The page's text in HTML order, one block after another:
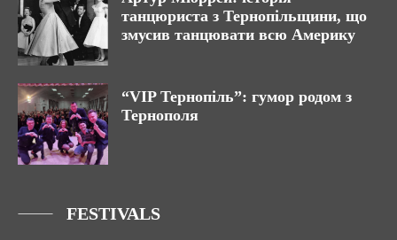
танцюриста з Тернопільщини, що
змусив танцювати всю Америку
“VIP Тернопіль”: гумор родом з
Тернополя
FESTIVALS